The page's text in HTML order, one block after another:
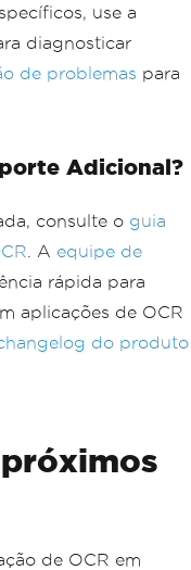
use a
diagnosticar
de problemas para
Adicional?
consulte o guia
. A equipe de
rápida para
aplicações de OCR
do produto
próximos
de OCR em